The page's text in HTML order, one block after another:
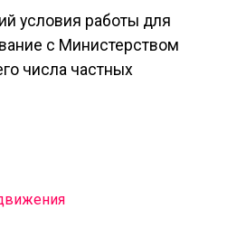
условия работы для
с Министерством
числа частных